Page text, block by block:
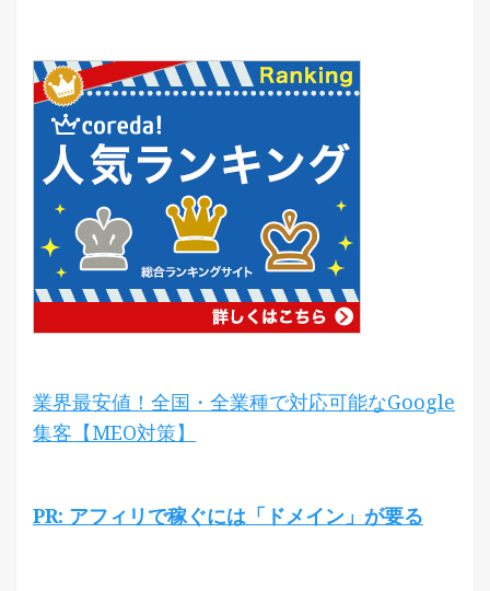
業界最安値！全国・全業種で対応可能なGoogle
集客【MEO対策】
PR: アフィリで稼ぐには「ドメイン」が要る